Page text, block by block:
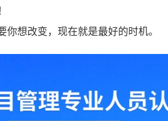
你想改变，现在就是最好的时机。